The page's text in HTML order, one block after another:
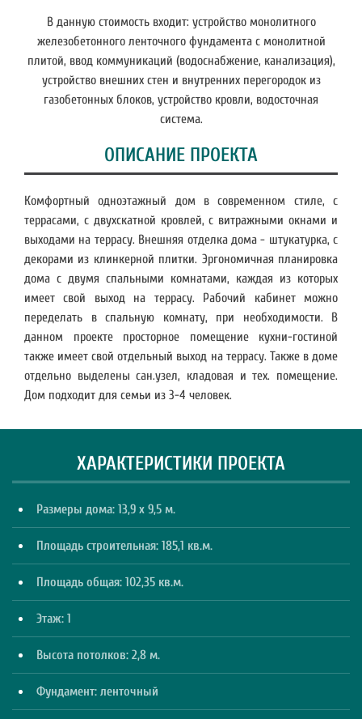
В данную стоимость входит: устройство монолитного
железобетонного ленточного фундамента с монолитной
плитой, ввод коммуникаций (водоснабжение, канализация),
устройство внешних стен и внутренних перегородок из
газобетонных блоков, устройство кровли, водосточная
система.
ОПИСАНИЕ ПРОЕКТА
Комфортный одноэтажный дом в современном стиле, с
террасами, с двухскатной кровлей, с витражными окнами и
выходами на террасу. Внешняя отделка дома - штукатурка, с
декорами из клинкерной плитки. Эргономичная планировка
дома с двумя спальными комнатами, каждая из которых
имеет свой выход на террасу. Рабочий кабинет можно
переделать в спальную комнату, при необходимости. В
данном проекте просторное помещение кухни-гостиной
также имеет свой отдельный выход на террасу. Также в доме
отдельно выделены сан.узел, кладовая и тех. помещение.
Дом подходит для семьи из 3-4 человек.
ХАРАКТЕРИСТИКИ ПРОЕКТА
Размеры дома: 13,9 х 9,5 м.
Площадь строительная: 185,1 кв.м.
Площадь общая: 102,35 кв.м.
Этаж: 1
Высота потолков: 2,8 м.
Фундамент: ленточный